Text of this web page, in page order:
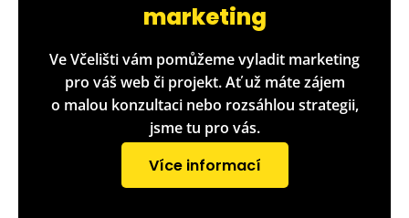
marketing
Ve Včelišti vám pomůžeme vyladit marketing
pro váš web či projekt. Ať už máte zájem
o malou konzultaci nebo rozsáhlou strategii,
jsme tu pro vás.
Více informací